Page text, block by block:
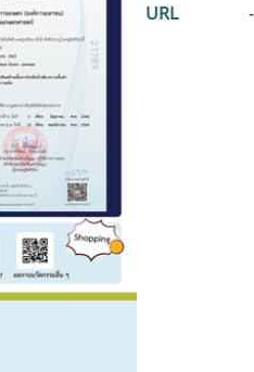
URL
-